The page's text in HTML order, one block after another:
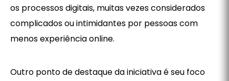
os processos digitais, muitas vezes considerados
complicados ou intimidantes por pessoas com
menos experiência online.
Outro ponto de destaque da iniciativa é seu foco